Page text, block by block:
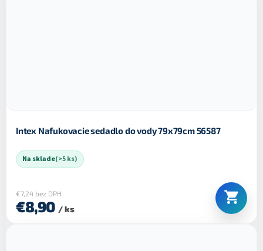
Intex Nafukovacie sedadlo do vody 79x79cm 56587
Na sklade(>5 ks)
€7,24 bez DPH
€8,90 / ks